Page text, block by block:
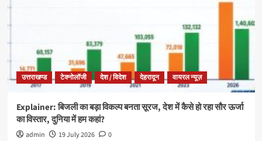
उत्तराखण्ड टेक्नोलॉजी देश / विदेश देहरादून वायरल न्यूज़
Explainer: बिजली का बड़ा विकल्प बनता सूरज, देश में कैसे हो रहा सौर ऊर्जा
का विस्तार, दुनिया में हम कहां?
admin 19 July 2026 0